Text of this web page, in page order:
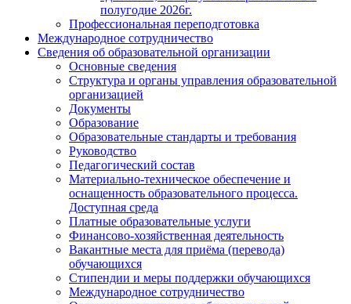
полугодие 2026г.
Профессиональная переподготовка
Международное сотрудничество
Сведения об образовательной организации
Основные сведения
Структура и органы управления образовательной
организацией
Документы
Образование
Образовательные стандарты и требования
Руководство
Педагогический состав
Материально-техническое обеспечение и
оснащенность образовательного процесса.
Доступная среда
Платные образовательные услуги
Финансово-хозяйственная деятельность
Вакантные места для приёма (перевода)
обучающихся
Стипендии и меры поддержки обучающихся
Международное сотрудничество